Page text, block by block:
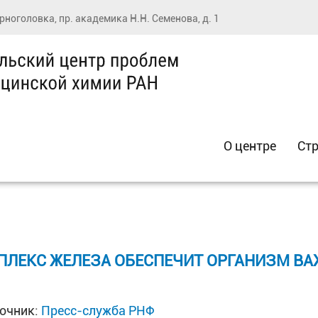
пр. академика Н.Н. Семенова, д. 1
О центре
ЖЕЛЕЗА ОБЕСПЕЧИТ ОРГАНИЗМ
Пресс-служба РНФ